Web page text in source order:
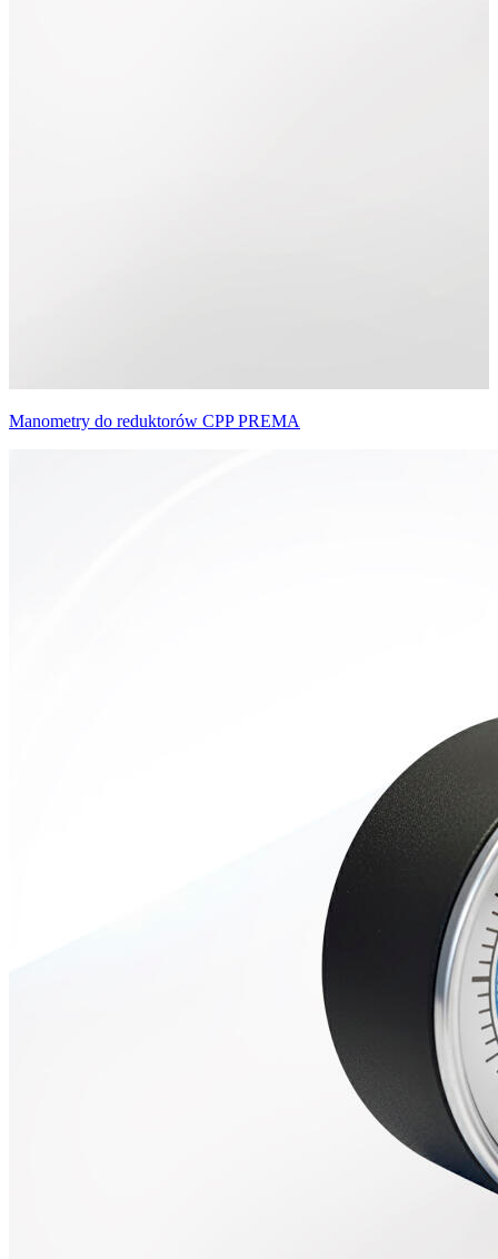
Manometry do reduktorów CPP PREMA